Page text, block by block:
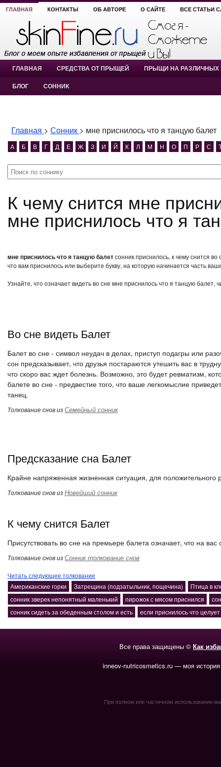
ГЛАВНАЯ КОНТАКТЫ ОБ АВТОРЕ О САЙТЕ ВСЕ СТАТЬИ
ГЛАВНАЯ СРЕДСТВА ОТ ПРЫЩЕЙ ПРЫЩИ НА РАЗЛИЧНЫХ
БЛОГ СОННИК
Главная > Сонник > мне приснилось что я танцую балет
А Б В Г Д Е Ж З И Й К Л М Н О П Р С
К чему снится мне приснилось что я танцую балет?
мне приснилось что я
мне приснилось что я танцую балетсонник приснилось, к чему снится
что вам приснилось или выберите букву, на которую начинается часть
Узнайте, что означает видеть во сне мне приснилось что я танцую балет,
Во сне видеть Балет
Балет во сне - символ неудач в делах, приступ подагры или
сон предсказывает, что друзья постараются утешить вас в
что скоро вас ждет болезнь. Возможно, это будет ревматизм,
балете во сне - предвестие того, что ваше легкомыслие
танец.
Толкование снов изСемейный сонник
Предсказание сна Балет
Крайне напряженная жизненная ситуация, для
Толкование снов изНовейший сонник
К чему снится Балет
Присутствовать во сне на премьере балета означает, что на
Толкование снов изСонник толкование снов
Читать следующее толкование
Американские горки
Затрещина (подзатыльник, пощечина)
Птица в
сонник зверек непонятный маленький
пирожок с мясом приснился
сонник сидеть за обеденным столом и есть
если приснилось что
Все права защищены © Как
inneov-nutricosmetics.ru — моя
При полном или частичном использовании